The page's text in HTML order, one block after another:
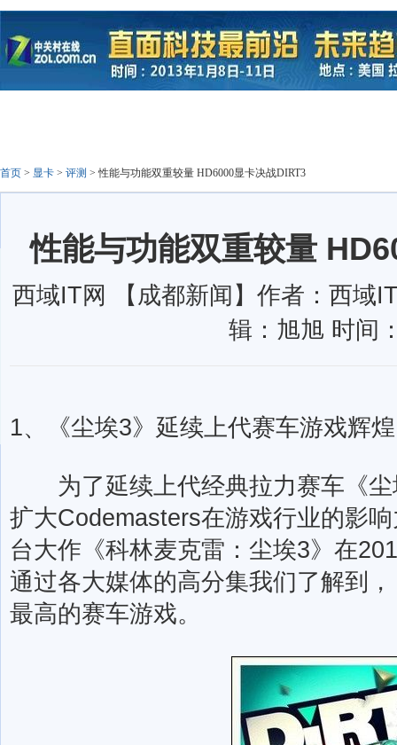
首页 > 显卡 > 评测 >性能与功能双重较量 HD6000显卡决战DIRT3
性能与功能双重较量
西域IT网 【成都新闻】作者：西域
辑：旭旭 时间
1、《尘埃3》延续上代赛车游戏辉煌
为了延续上代经典拉力赛车《尘
扩大Codemasters在游戏行业的影
台大作《科林麦克雷：尘埃3》在
通过各大媒体的高分集我们了解到
最高的赛车游戏。